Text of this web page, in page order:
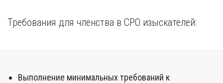
Требования для членства в СРО изыскателей:
Выполнение минимальных требований к